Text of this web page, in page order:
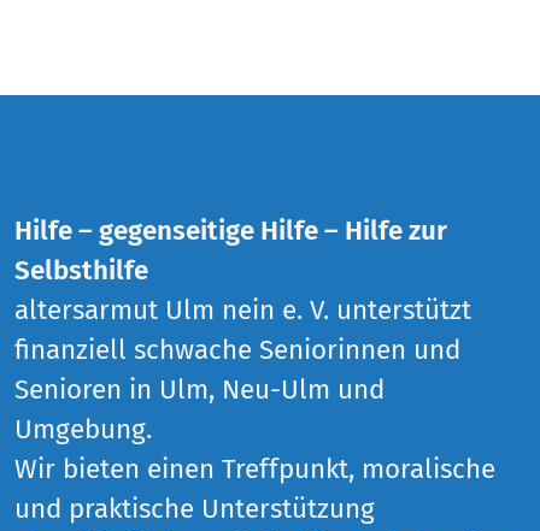
Hilfe – gegenseitige Hilfe – Hilfe zur
Selbsthilfe
altersarmut Ulm nein e. V. unterstützt
finanziell schwache Seniorinnen und
Senioren in Ulm, Neu-Ulm und
Umgebung.
Wir bieten einen Treffpunkt, moralische
und praktische Unterstützung